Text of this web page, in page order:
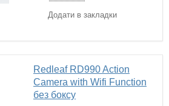
Додати в закладки
Redleaf RD990 Action
Camera with Wifi Function
без боксу